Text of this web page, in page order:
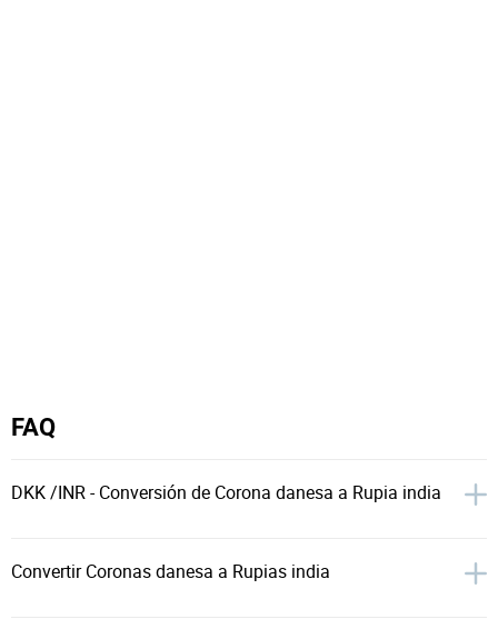
FAQ
DKK /INR - Conversión de Corona danesa a Rupia india
Convertir Coronas danesa a Rupias india